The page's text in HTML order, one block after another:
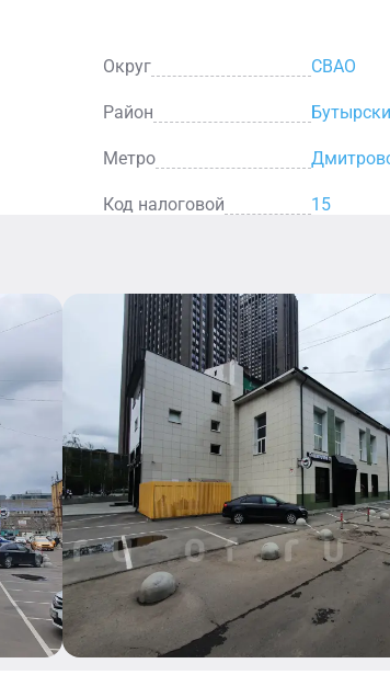
Округ СВАО
Район
Метро
Код налоговой 15